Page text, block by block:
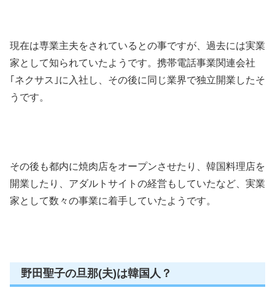
現在は専業主夫をされているとの事ですが、過去には実業
家として知られていたようです。携帯電話事業関連会社
｢ネクサス｣に入社し、その後に同じ業界で独立開業したそ
うです。
その後も都内に焼肉店をオープンさせたり、韓国料理店を
開業したり、アダルトサイトの経営もしていたなど、実業
家として数々の事業に着手していたようです。
野田聖子の旦那(夫)は韓国人？